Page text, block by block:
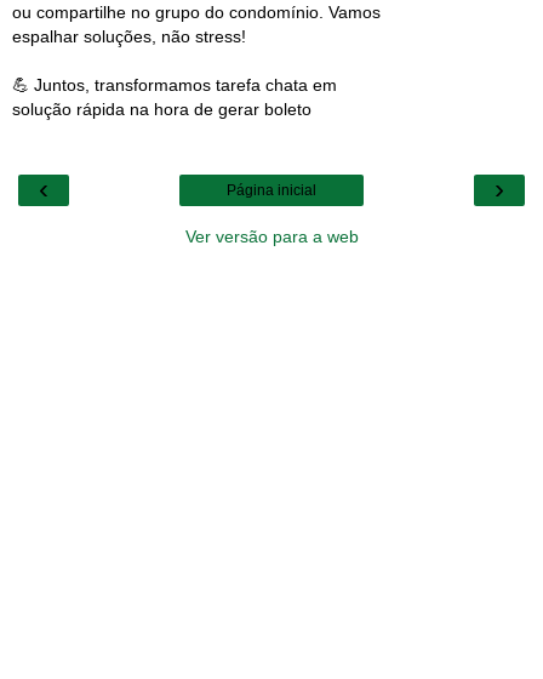
ou compartilhe no grupo do condomínio. Vamos
espalhar soluções, não stress!
💪 Juntos, transformamos tarefa chata em
solução rápida na hora de gerar boleto
‹ ›
Página inicial
Ver versão para a web